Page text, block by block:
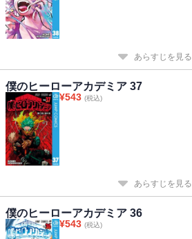
あらすじを見る
僕のヒーローアカデミア 37
¥543 (税込)
あらすじを見る
僕のヒーローアカデミア 36
¥543 (税込)